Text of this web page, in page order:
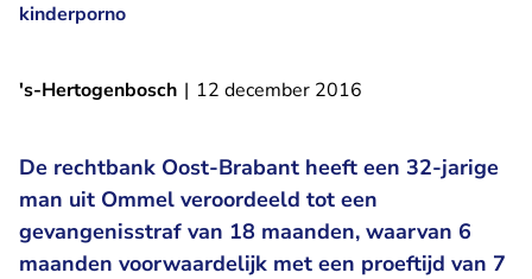
kinderporno
's-Hertogenbosch | 12 december 2016
De rechtbank Oost-Brabant heeft een 32-jarige
man uit Ommel veroordeeld tot een
gevangenisstraf van 18 maanden, waarvan 6
maanden voorwaardelijk met een proeftijd van 7